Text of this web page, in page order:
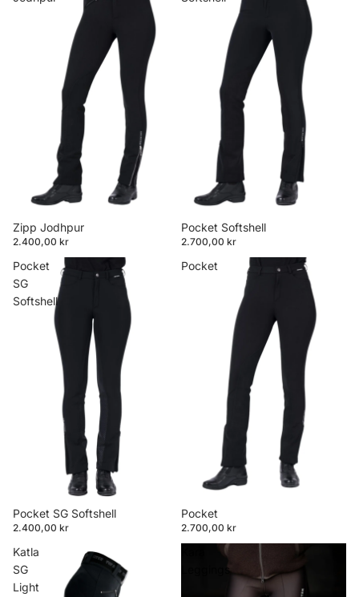
Zipp Jodhpur
2.400,00 kr
Pocket Softshell
2.700,00 kr
Pocket
SG
Softshell
Pocket SG Softshell
2.400,00 kr
Pocket
Pocket
2.700,00 kr
Katla
SG
Light
Leggings